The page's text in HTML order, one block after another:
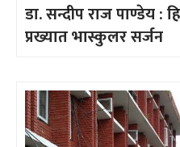
डा. सन्दीप राज पाण्डेय :
प्रख्यात भास्कुलर सर्जन